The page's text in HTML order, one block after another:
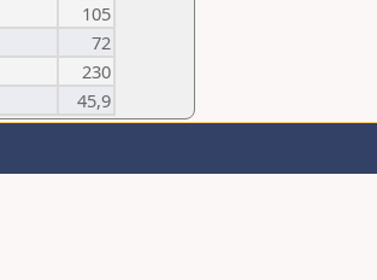
105
72
230
45,9